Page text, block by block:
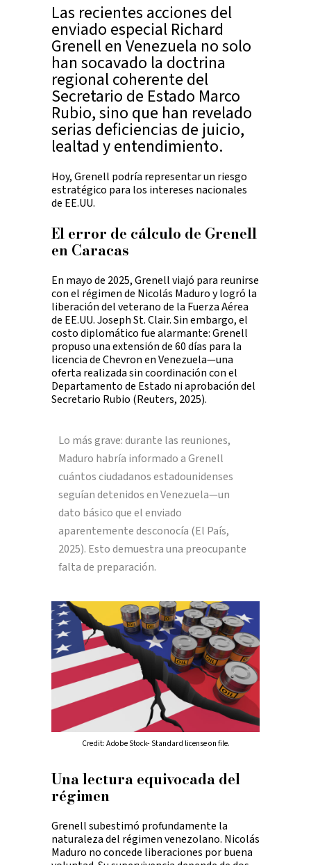
Las recientes acciones del
enviado especial Richard
Grenell en Venezuela no solo
han socavado la doctrina
regional coherente del
Secretario de Estado Marco
Rubio, sino que han revelado
serias deficiencias de juicio,
lealtad y entendimiento.
Hoy, Grenell podría representar un riesgo
estratégico para los intereses nacionales
de EE.UU.
El error de cálculo de Grenell
en Caracas
En mayo de 2025, Grenell viajó para reunirse
con el régimen de Nicolás Maduro y logró la
liberación del veterano de la Fuerza Aérea
de EE.UU. Joseph St. Clair. Sin embargo, el
costo diplomático fue alarmante: Grenell
propuso una extensión de 60 días para la
licencia de Chevron en Venezuela—una
oferta realizada sin coordinación con el
Departamento de Estado ni aprobación del
Secretario Rubio (Reuters, 2025).
Lo más grave: durante las reuniones,
Maduro habría informado a Grenell
cuántos ciudadanos estadounidenses
seguían detenidos en Venezuela—un
dato básico que el enviado
aparentemente desconocía (El País,
2025). Esto demuestra una preocupante
falta de preparación.
Credit: Adobe Stock- Standard license on file.
Una lectura equivocada del
régimen
Grenell subestimó profundamente la
naturaleza del régimen venezolano. Nicolás
Maduro no concede liberaciones por buena